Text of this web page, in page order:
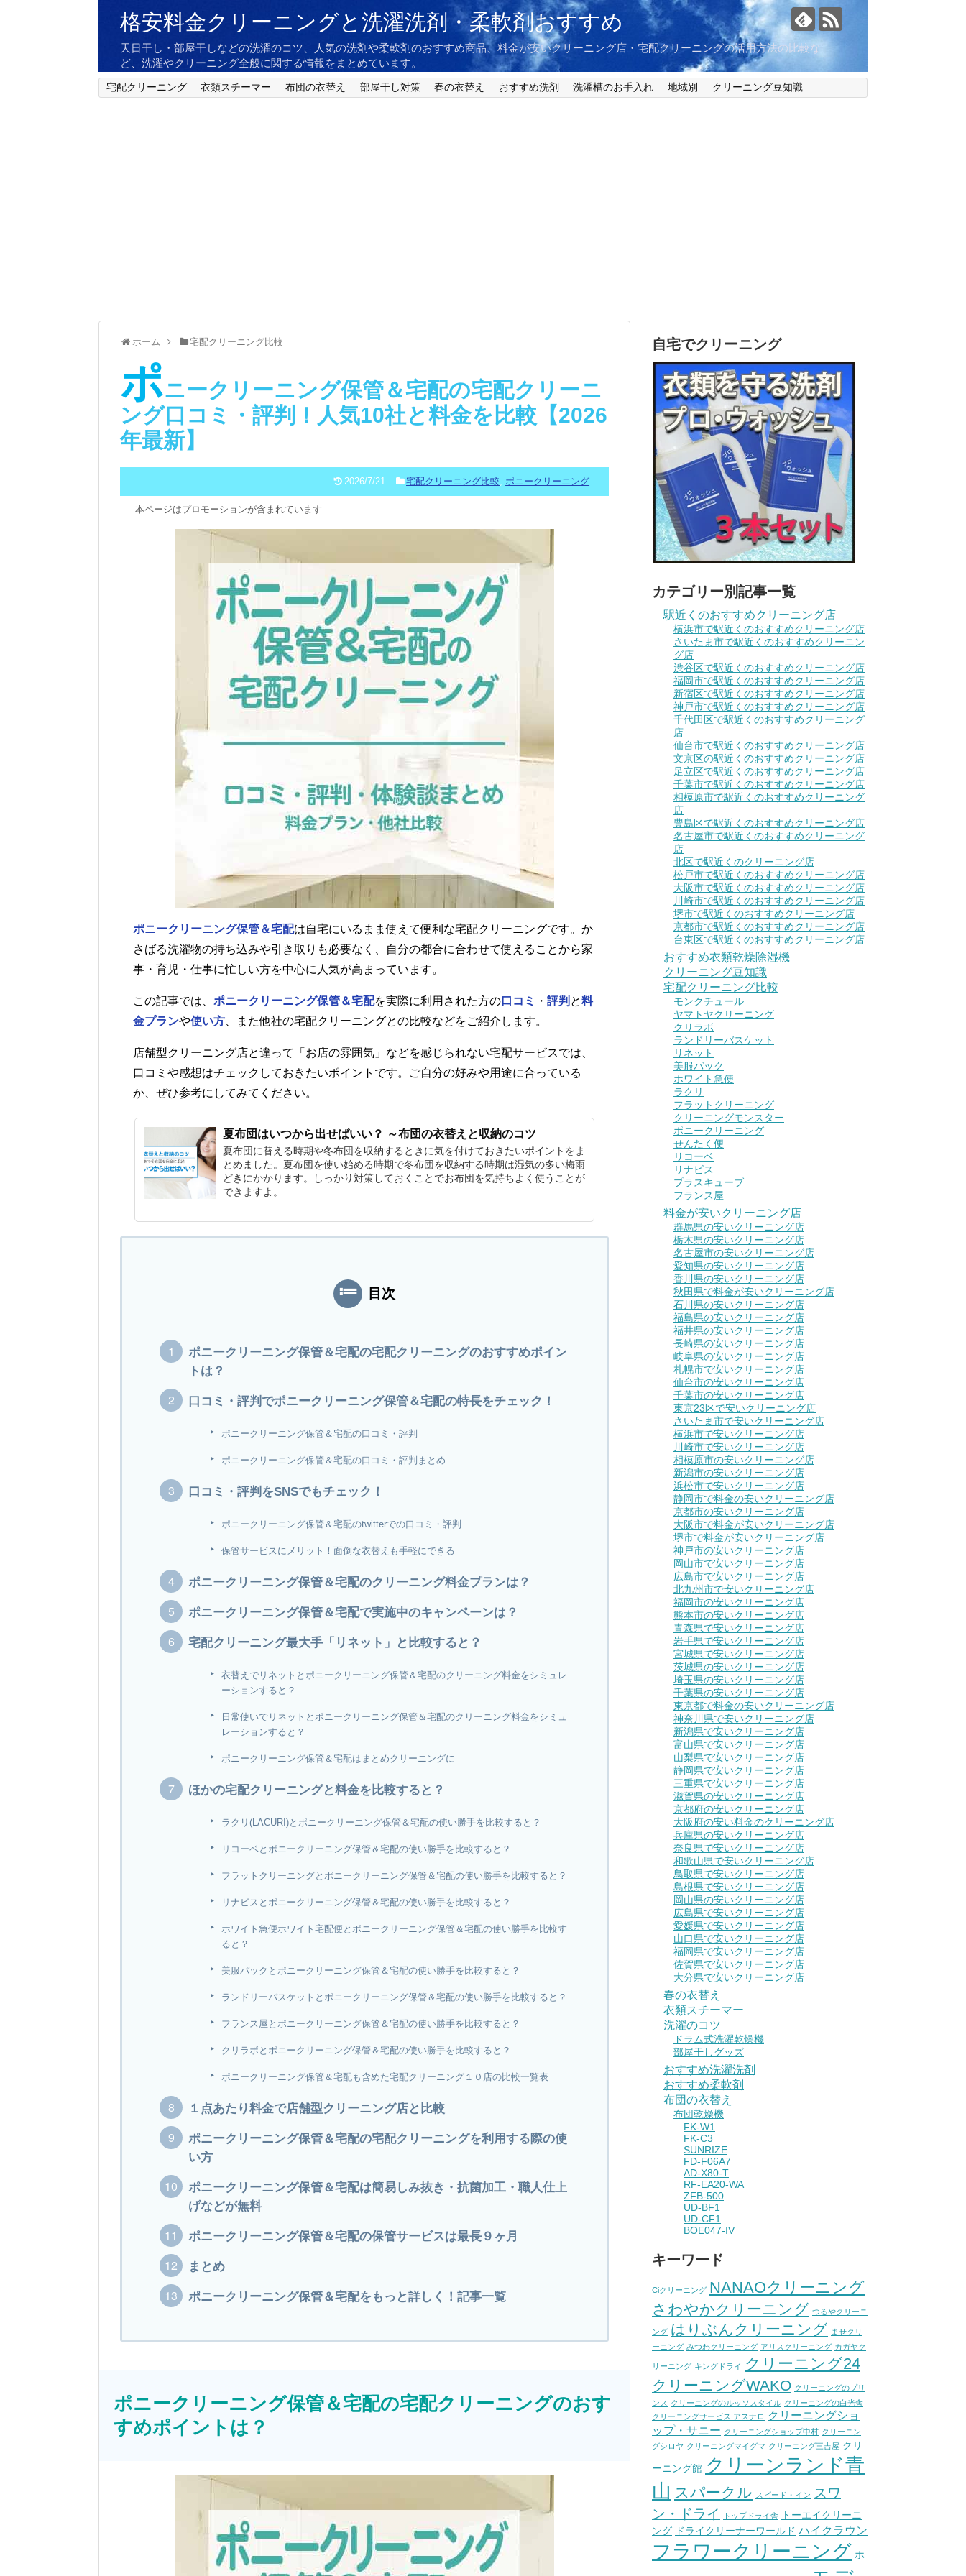
格安料金クリーニングと洗濯洗剤・柔軟剤おすすめ
天日干し・部屋干しなどの洗濯のコツ、人気の洗剤や柔軟剤のおすすめ商品、料金が安いクリーニング店・宅配クリーニングの活用方法の比較な
ど、洗濯やクリーニング全般に関する情報をまとめています。
宅配クリーニング 衣類スチーマー 布団の衣替え 部屋干し対策 春の衣替え おすすめ洗剤 洗濯槽のお手入れ 地域別 クリーニング豆知識
ホーム 宅配クリーニング比較
ポニークリーニング保管＆宅配の宅配クリーニ
ング口コミ・評判！人気10社と料金を比較【2026
年最新】
2026/7/21 宅配クリーニング比較,ポニークリーニング
本ページはプロモーションが含まれています
ポニークリーニング保管＆宅配は自宅にいるまま使えて便利な宅配クリーニングです。か
さばる洗濯物の持ち込みや引き取りも必要なく、自分の都合に合わせて使えることから家
事・育児・仕事に忙しい方を中心に人気が高まっています。
この記事では、 ポニークリーニング保管＆宅配を実際に利用された方の口コミ ・ 評判 と料
金プランや使い方 、また他社の宅配クリーニングとの比較などをご紹介します。
店舗型クリーニング店と違って「お店の雰囲気」などを感じられない宅配サービスでは、
口コミや感想はチェックしておきたいポイントです。ご自分の好みや用途に合っている
か、ぜひ参考にしてみてください。
夏布団はいつから出せばいい？ ～布団の衣替えと収納のコツ
夏布団に替える時期や冬布団を収納するときに気を付けておきたいポイントをま
とめました。夏布団を使い始める時期で冬布団を収納する時期は湿気の多い梅雨
どきにかかります。しっかり対策しておくことでお布団を気持ちよく使うことが
できますよ。
目次
ポニークリーニング保管＆宅配の宅配クリーニングのおすすめポイン
トは？
口コミ・評判でポニークリーニング保管＆宅配の特長をチェック！
ポニークリーニング保管＆宅配の口コミ・評判
ポニークリーニング保管＆宅配の口コミ・評判まとめ
口コミ・評判をSNSでもチェック！
ポニークリーニング保管＆宅配のtwitterでの口コミ・評判
保管サービスにメリット！面倒な衣替えも手軽にできる
ポニークリーニング保管＆宅配のクリーニング料金プランは？
ポニークリーニング保管＆宅配で実施中のキャンペーンは？
宅配クリーニング最大手「リネット」と比較すると？
衣替えでリネットとポニークリーニング保管＆宅配のクリーニング料金をシミュレ
ーションすると？
日常使いでリネットとポニークリーニング保管＆宅配のクリーニング料金をシミュ
レーションすると？
ポニークリーニング保管＆宅配はまとめクリーニングに
ほかの宅配クリーニングと料金を比較すると？
ラクリ(LACURI)とポニークリーニング保管＆宅配の使い勝手を比較すると？
リコーベとポニークリーニング保管＆宅配の使い勝手を比較すると？
フラットクリーニングとポニークリーニング保管＆宅配の使い勝手を比較すると？
リナビスとポニークリーニング保管＆宅配の使い勝手を比較すると？
ホワイト急便ホワイト宅配便とポニークリーニング保管＆宅配の使い勝手を比較す
ると？
美服パックとポニークリーニング保管＆宅配の使い勝手を比較すると？
ランドリーバスケットとポニークリーニング保管＆宅配の使い勝手を比較すると？
フランス屋とポニークリーニング保管＆宅配の使い勝手を比較すると？
クリラボとポニークリーニング保管＆宅配の使い勝手を比較すると？
ポニークリーニング保管＆宅配も含めた宅配クリーニング１０店の比較一覧表
１点あたり料金で店舗型クリーニング店と比較
ポニークリーニング保管＆宅配の宅配クリーニングを利用する際の使
い方
ポニークリーニング保管＆宅配は簡易しみ抜き・抗菌加工・職人仕上
げなどが無料
ポニークリーニング保管＆宅配の保管サービスは最長９ヶ月
まとめ
ポニークリーニング保管＆宅配をもっと詳しく！記事一覧
ポニークリーニング保管＆宅配の宅配クリーニングのおす
すめポイントは？
自宅でクリーニング
カテゴリー別記事一覧
駅近くのおすすめクリーニング店
横浜市で駅近くのおすすめクリーニング店
さいたま市で駅近くのおすすめクリーニン
グ店
渋谷区で駅近くのおすすめクリーニング店
福岡市で駅近くのおすすめクリーニング店
新宿区で駅近くのおすすめクリーニング店
神戸市で駅近くのおすすめクリーニング店
千代田区で駅近くのおすすめクリーニング
店
仙台市で駅近くのおすすめクリーニング店
文京区の駅近くのおすすめクリーニング店
足立区で駅近くのおすすめクリーニング店
千葉市で駅近くのおすすめクリーニング店
相模原市で駅近くのおすすめクリーニング
店
豊島区で駅近くのおすすめクリーニング店
名古屋市で駅近くのおすすめクリーニング
店
北区で駅近くのクリーニング店
松戸市で駅近くのおすすめクリーニング店
大阪市で駅近くのおすすめクリーニング店
川崎市で駅近くのおすすめクリーニング店
堺市で駅近くのおすすめクリーニング店
京都市で駅近くのおすすめクリーニング店
台東区で駅近くのおすすめクリーニング店
おすすめ衣類乾燥除湿機
クリーニング豆知識
宅配クリーニング比較
モンクチュール
ヤマトヤクリーニング
クリラボ
ランドリーバスケット
リネット
美服パック
ホワイト急便
ラクリ
フラットクリーニング
クリーニングモンスター
ポニークリーニング
せんたく便
リコーベ
リナビス
プラスキューブ
フランス屋
料金が安いクリーニング店
群馬県の安いクリーニング店
栃木県の安いクリーニング店
名古屋市の安いクリーニング店
愛知県の安いクリーニング店
香川県の安いクリーニング店
秋田県で料金が安いクリーニング店
石川県の安いクリーニング店
福島県の安いクリーニング店
福井県の安いクリーニング店
長崎県の安いクリーニング店
岐阜県の安いクリーニング店
札幌市で安いクリーニング店
仙台市の安いクリーニング店
千葉市の安いクリーニング店
東京23区で安いクリーニング店
さいたま市で安いクリーニング店
横浜市で安いクリーニング店
川崎市で安いクリーニング店
相模原市の安いクリーニング店
新潟市の安いクリーニング店
浜松市で安いクリーニング店
静岡市で料金の安いクリーニング店
京都市の安いクリーニング店
大阪市で料金が安いクリーニング店
堺市で料金が安いクリーニング店
神戸市の安いクリーニング店
岡山市で安いクリーニング店
広島市で安いクリーニング店
北九州市で安いクリーニング店
福岡市の安いクリーニング店
熊本市の安いクリーニング店
青森県で安いクリーニング店
岩手県で安いクリーニング店
宮城県で安いクリーニング店
茨城県の安いクリーニング店
埼玉県の安いクリーニング店
千葉県の安いクリーニング店
東京都で料金の安いクリーニング店
神奈川県で安いクリーニング店
新潟県で安いクリーニング店
富山県で安いクリーニング店
山梨県で安いクリーニング店
静岡県で安いクリーニング店
三重県で安いクリーニング店
滋賀県の安いクリーニング店
京都府の安いクリーニング店
大阪府の安い料金のクリーニング店
兵庫県の安いクリーニング店
奈良県で安いクリーニング店
和歌山県で安いクリーニング店
鳥取県で安いクリーニング店
島根県で安いクリーニング店
岡山県の安いクリーニング店
広島県で安いクリーニング店
愛媛県で安いクリーニング店
山口県で安いクリーニング店
福岡県で安いクリーニング店
佐賀県で安いクリーニング店
大分県で安いクリーニング店
春の衣替え
衣類スチーマー
洗濯のコツ
ドラム式洗濯乾燥機
部屋干しグッズ
おすすめ洗濯洗剤
おすすめ柔軟剤
布団の衣替え
布団乾燥機
FK-W1
FK-C3
SUNRIZE
FD-F06A7
AD-X80-T
RF-EA20-WA
ZFB-500
UD-BF1
UD-CF1
BOE047-IV
キーワード
Ciクリーニング NANAOクリーニング
さわやかクリーニング つるやクリーニ
ング はりぶんクリーニング ませクリ
ーニング みつわクリーニング アリスクリーニング カガヤク
リーニング キングドライ クリーニング24
クリーニングWAKO クリーニングのプリ
ンス クリーニングのルッソスタイル クリーニングの白光舎
クリーニングサービス アスナロ
クリーニングショ
ップ・サニー クリーニングショップ中村 クリーニン
グシロヤ クリーニングマイグマ クリーニング三吉屋 クリ
ーニング館 クリーンランド青
山 スパークル スピード・イン スワ
ン・ドライ
トップドライ舎
トーエイクリーニ
ング ドライクリーナーワールド ハイクラウン
フラワークリーニング ホ